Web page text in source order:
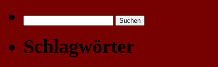
nach:
Schlagwörter